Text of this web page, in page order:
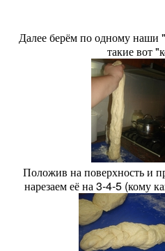
Далее берём по одному наши
такие вот
Положив на поверхность и
нарезаем её на 3-4-5 (кому